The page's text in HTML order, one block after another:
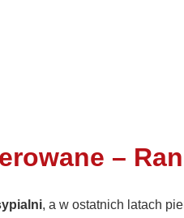
–
, a w ostatnich latach